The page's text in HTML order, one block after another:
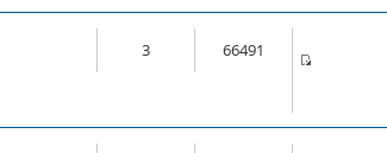
3 66491